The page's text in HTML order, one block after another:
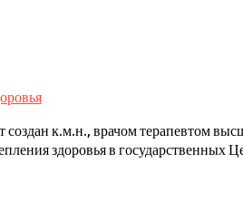
к.м.н., врачом терапевтом
здоровья в государственных